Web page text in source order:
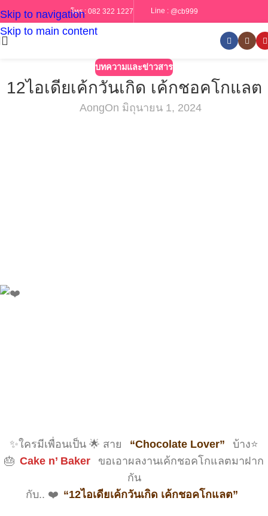
Skip to navigation
Skip to main content
โทร : 082 322 1227 Line : @cb999
บทความและข่าวสาร
12ไอเดียเค้กวันเกิด เค้กชอคโกแลต
AongOn มิถุนายน 1, 2024
✨ใครมีเพื่อนเป็น 🌟 สาย “Chocolate Lover”
บ้าง⭐️
🎂 Cake n’ Baker
ขอเอาผลงานเค้กชอคโกแลตมาฝาก
กัน
กับ.. ❤️ “12ไอเดียเค้กวันเกิด เค้กชอคโกแลต”